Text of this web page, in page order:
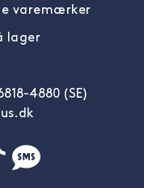
varemærker
lager
4880 (SE)